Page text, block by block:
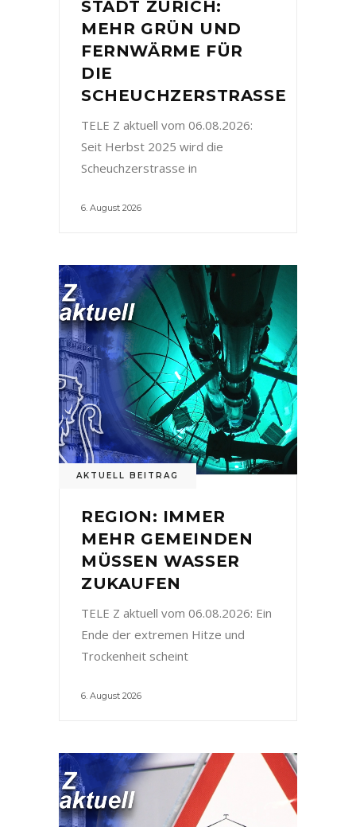
STADT ZÜRICH:
MEHR GRÜN UND
FERNWÄRME FÜR
DIE
SCHEUCHZERSTRASSE
TELE Z aktuell vom 06.08.2026:
Seit Herbst 2025 wird die
Scheuchzerstrasse in
6. August 2026
AKTUELL BEITRAG
REGION: IMMER
MEHR GEMEINDEN
MÜSSEN WASSER
ZUKAUFEN
TELE Z aktuell vom 06.08.2026: Ein
Ende der extremen Hitze und
Trockenheit scheint
6. August 2026